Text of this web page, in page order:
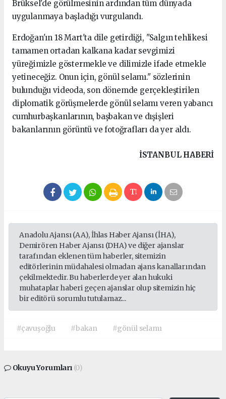
Brüksel'de görülmesinin ardından tüm dünyada
uygulanmaya başladığı vurgulandı.
Erdoğan'ın 18 Mart'ta dile getirdiği, "Salgın tehlikesi
tamamen ortadan kalkana kadar sevgimizi
yüreğimizle göstermekle ve dilimizle ifade etmekle
yetineceğiz. Onun için, gönül selamı." sözlerinin
bulunduğu videoda, son dönemde gerçekleştirilen
diplomatik görüşmelerde gönül selamı veren yabancı
cumhurbaşkanlarının, başbakan ve dışişleri
bakanlarının görüntü ve fotoğrafları da yer aldı.
beşiktaş
escort
beylikdüzü
escort
avcılar
escort
İSTANBUL HABERİ
Anadolu Ajansı (AA), İhlas Haber Ajansı (İHA),
Demirören Haber Ajansı (DHA) ve diğer ajanslar
tarafından eklenen tüm haberler, sitemizin
editörlerinin müdahalesi olmadan ajans kanallarından
çekilmektedir. Bu haberlerde yer alan hukuki
muhataplar haberi geçen ajanslar olup sitemizin hiç
bir editörü sorumlu tutulamaz...
#çavuşoğlu #bakan #gönül selamı
Okuyu Yorumları (0)